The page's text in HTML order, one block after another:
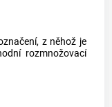
z něhož je
rozmnožovací